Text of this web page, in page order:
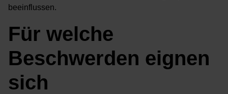
beeinflussen.
Für welche
Beschwerden eignen
sich